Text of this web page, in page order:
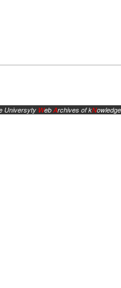
Universyty WebArchives of kNowledge